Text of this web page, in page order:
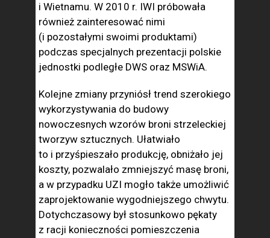
i Wietnamu. W 2010 r. IWI próbowała
również zainteresować nimi
(i pozostałymi swoimi produktami)
podczas specjalnych prezentacji polskie
jednostki podległe DWS oraz MSWiA.
Kolejne zmiany przyniósł trend szerokiego
wykorzystywania do budowy
nowoczesnych wzorów broni strzeleckiej
tworzyw sztucznych. Ułatwiało
to i przyśpieszało produkcję, obniżało jej
koszty, pozwalało zmniejszyć masę broni,
a w przypadku UZI mogło także umożliwić
zaprojektowanie wygodniejszego chwytu.
Dotychczasowy był stosunkowo pękaty
z racji konieczności pomieszczenia